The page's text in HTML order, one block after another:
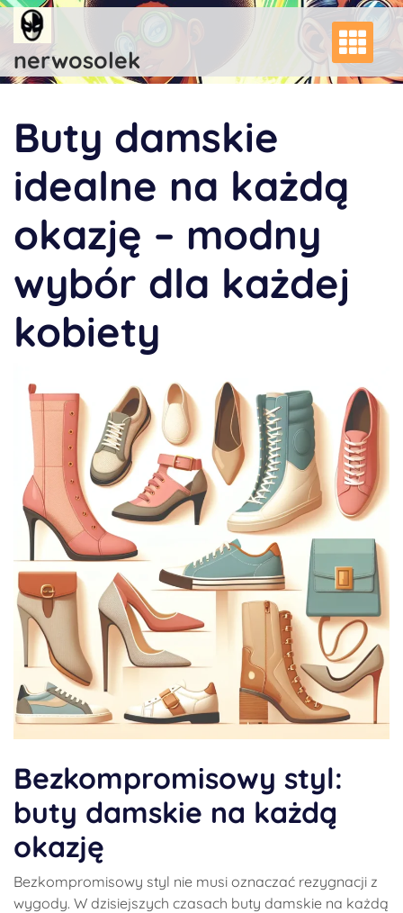
Skip
content
nerwosolek
Buty damskie
idealne na każdą
okazję – modny
wybór dla każdej
kobiety
Bezkompromisowy styl:
buty damskie na każdą
okazję
Bezkompromisowy styl nie musi oznaczać rezygnacji z
wygody. W dzisiejszych czasach buty damskie na każdą